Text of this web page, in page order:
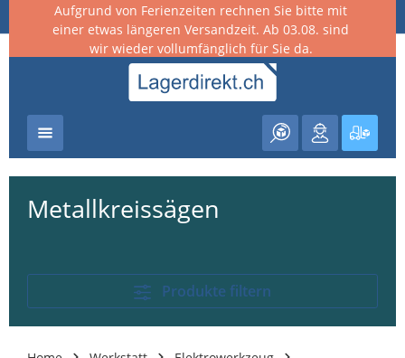
springen
Aufgrund von Ferienzeiten rechnen Sie bitte mit
einer etwas längeren Versandzeit. Ab 03.08. sind
wir wieder vollumfänglich für Sie da.
Metallkreissägen
Produkte filtern